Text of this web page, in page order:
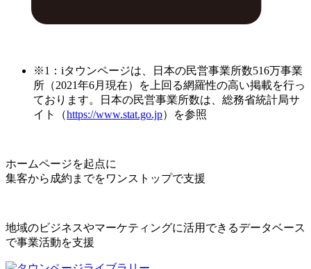
※1：iタウンページは、日本の民営事業所数516万事業
所（2021年6月現在）を上回る網羅性の高い掲載を行っ
ております。日本の民営事業所数は、総務省統計局サ
イト（https://www.stat.go.jp）を参照
ホームページを起点に
集客から成約までをワンストップで支援
地域のビジネスやマーケティングに活用できるデータベース
で事業活動を支援